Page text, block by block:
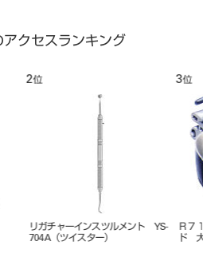
アクセスランキング
Ｍ・Ｓ各色
フェイスクリブ 交換用ゲルラ
ー チンカップ用、レストパッ